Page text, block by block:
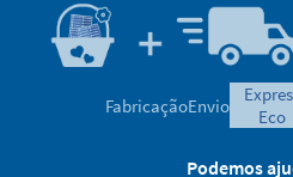
FabricaçãoEnvio
eco
Podemos